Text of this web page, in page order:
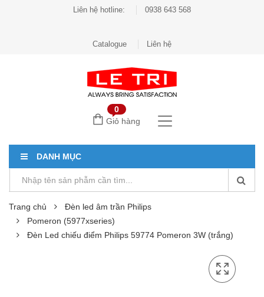
Liên hệ hotline: 0938 643 568
Catalogue Liên hệ
0
Giỏ hàng
DANH MỤC
Trang chủ
Đèn led âm trần Philips
Pomeron (5977xseries)
Đèn Led chiếu điểm Philips 59774 Pomeron 3W (trắng)